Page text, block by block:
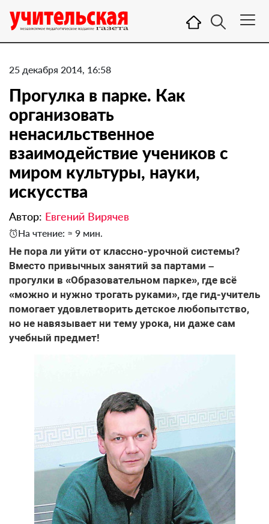
25 декабря 2014, 16:58
Прогулка в парке. Как
организовать
ненасильственное
взаимодействие учеников с
миром культуры, науки,
искусства
Автор: Евгений Вирячев
На чтение: ≈ 9 мин.
Не пора ли уйти от классно-урочной системы?
Вместо привычных занятий за партами –
прогулки в «Образовательном парке», где всё
«можно и нужно трогать руками», где гид-учитель
помогает удовлетворить детское любопытство,
но не навязывает ни тему урока, ни даже сам
учебный предмет!